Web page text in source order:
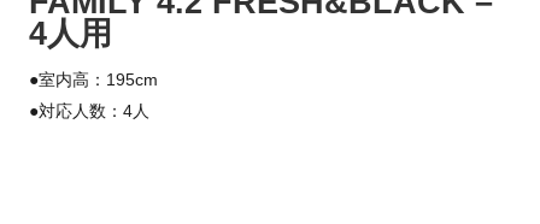
4人用
●室内高：195cm
●対応人数：4人